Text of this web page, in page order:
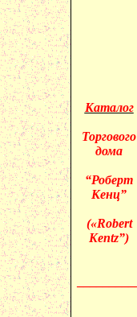
Каталог
Торгового
дома
“Роберт
Кенц”
(«Robert
Kentz”)